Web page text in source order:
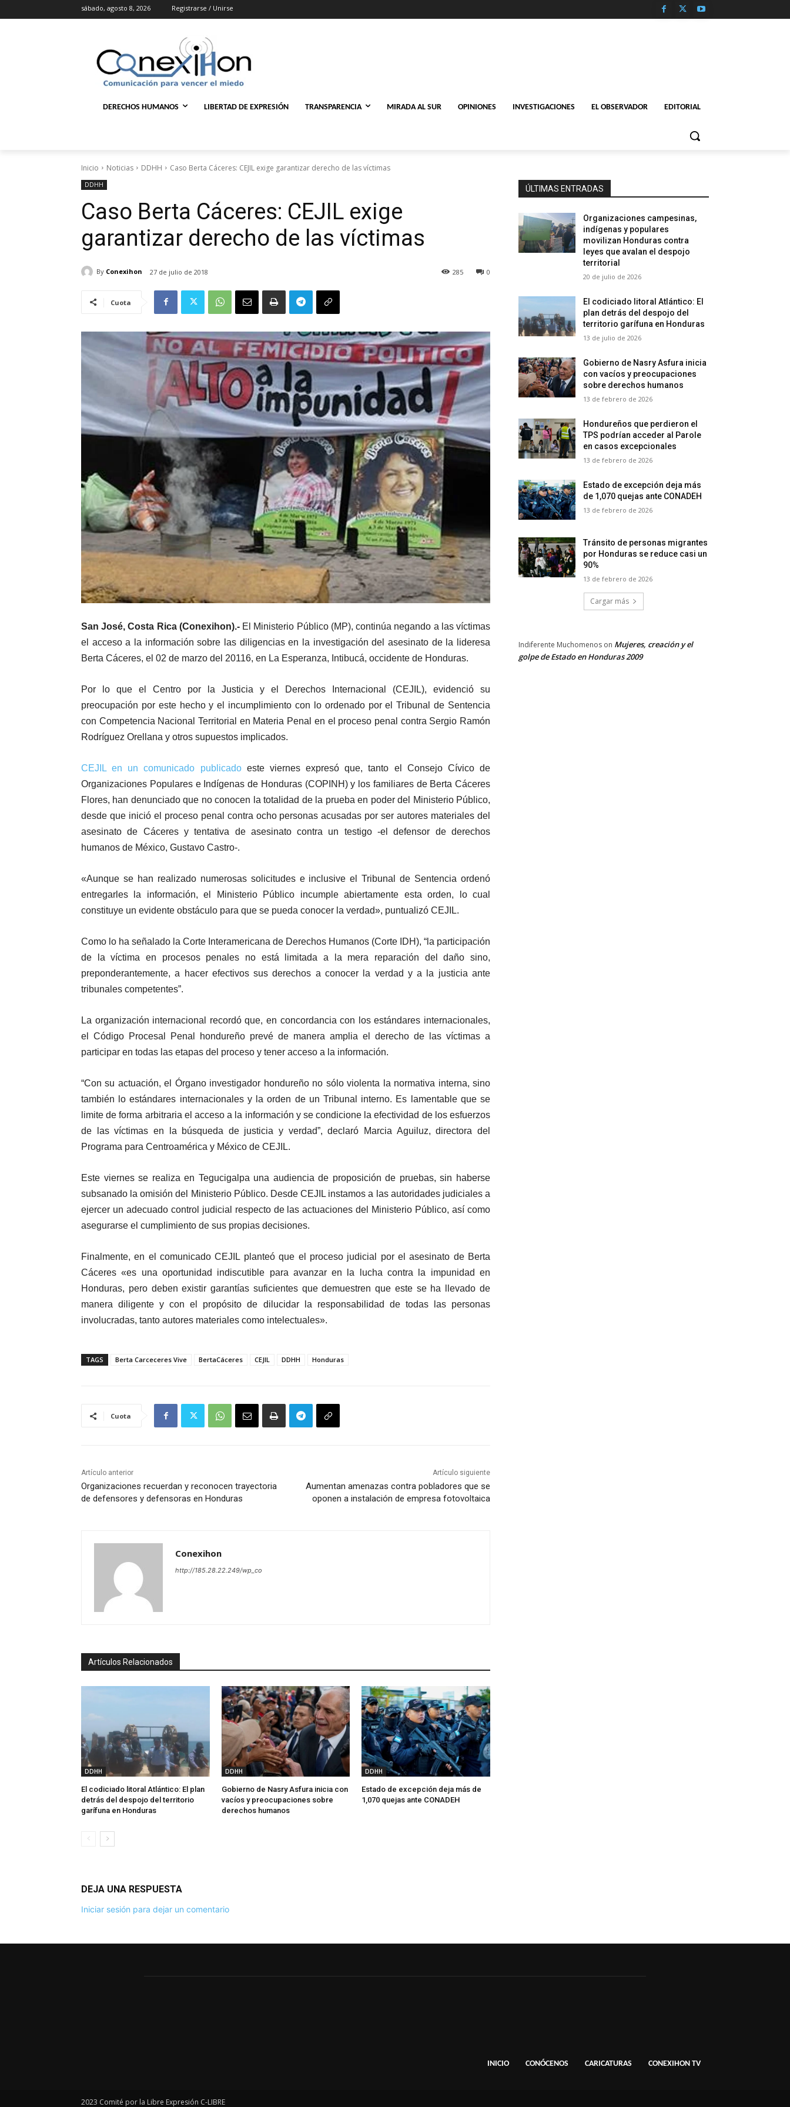
sábado, agosto 8, 2026 Registrarse / Unirse
DERECHOS HUMANOS LIBERTAD DE EXPRESIÓN TRANSPARENCIA MIRADA AL SUR OPINIONES INVESTIGACIONES EL OBSERVADOR EDITORIAL
Inicio Noticias DDHH Caso Berta Cáceres: CEJIL exige garantizar derecho de las víctimas
DDHH
Caso Berta Cáceres: CEJIL exige
garantizar derecho de las víctimas
By Conexihon 27 de julio de 2018 0
285
Cuota
San José, Costa Rica (Conexihon).-El Ministerio Público (MP), continúa negando a las víctimas
el acceso a la información sobre las diligencias en la investigación del asesinato de la lideresa
Berta Cáceres, el 02 de marzo del 20116, en La Esperanza, Intibucá, occidente de Honduras.
Por lo que el Centro por la Justicia y el Derechos Internacional (CEJIL), evidenció su
preocupación por este hecho y el incumplimiento con lo ordenado por el Tribunal de Sentencia
con Competencia Nacional Territorial en Materia Penal en el proceso penal contra Sergio Ramón
Rodríguez Orellana y otros supuestos implicados.
CEJIL en un comunicado publicadoeste viernes expresó que, tanto el Consejo Cívico de
Organizaciones Populares e Indígenas de Honduras (COPINH) y los familiares de Berta Cáceres
Flores, han denunciado que no conocen la totalidad de la prueba en poder del Ministerio Público,
desde que inició el proceso penal contra ocho personas acusadas por ser autores materiales del
asesinato de Cáceres y tentativa de asesinato contra un testigo -el defensor de derechos
humanos de México, Gustavo Castro-.
«Aunque se han realizado numerosas solicitudes e inclusive el Tribunal de Sentencia ordenó
entregarles la información, el Ministerio Público incumple abiertamente esta orden, lo cual
constituye un evidente obstáculo para que se pueda conocer la verdad», puntualizó CEJIL.
Como lo ha señalado la Corte Interamericana de Derechos Humanos (Corte IDH), “la participación
de la víctima en procesos penales no está limitada a la mera reparación del daño sino,
preponderantemente, a hacer efectivos sus derechos a conocer la verdad y a la justicia ante
tribunales competentes”.
La organización internacional recordó que, en concordancia con los estándares internacionales,
el Código Procesal Penal hondureño prevé de manera amplia el derecho de las víctimas a
participar en todas las etapas del proceso y tener acceso a la información.
“Con su actuación, el Órgano investigador hondureño no sólo violenta la normativa interna, sino
también lo estándares internacionales y la orden de un Tribunal interno. Es lamentable que se
limite de forma arbitraria el acceso a la información y se condicione la efectividad de los esfuerzos
de las víctimas en la búsqueda de justicia y verdad”, declaró Marcia Aguiluz, directora del
Programa para Centroamérica y México de CEJIL.
Este viernes se realiza en Tegucigalpa una audiencia de proposición de pruebas, sin haberse
subsanado la omisión del Ministerio Público. Desde CEJIL instamos a las autoridades judiciales a
ejercer un adecuado control judicial respecto de las actuaciones del Ministerio Público, así como
asegurarse el cumplimiento de sus propias decisiones.
Finalmente, en el comunicado CEJIL planteó que el proceso judicial por el asesinato de Berta
Cáceres «es una oportunidad indiscutible para avanzar en la lucha contra la impunidad en
Honduras, pero deben existir garantías suficientes que demuestren que este se ha llevado de
manera diligente y con el propósito de dilucidar la responsabilidad de todas las personas
involucradas, tanto autores materiales como intelectuales».
TAGS Berta Carceceres Vive BertaCáceres CEJIL DDHH Honduras
Cuota
Artículo anterior
Organizaciones recuerdan y reconocen trayectoria
de defensores y defensoras en Honduras
Artículo siguiente
Aumentan amenazas contra pobladores que se
oponen a instalación de empresa fotovoltaica
Conexihon
http://185.28.22.249/wp_co
Artículos Relacionados
DDHH
El codiciado litoral Atlántico: El plan
detrás del despojo del territorio
garífuna en Honduras
DDHH
Gobierno de Nasry Asfura inicia con
vacíos y preocupaciones sobre
derechos humanos
DDHH
Estado de excepción deja más de
1,070 quejas ante CONADEH
DEJA UNA RESPUESTA
Iniciar sesión para dejar un comentario
ÚLTIMAS ENTRADAS
Organizaciones campesinas,
indígenas y populares
movilizan Honduras contra
leyes que avalan el despojo
territorial
20 de julio de 2026
El codiciado litoral Atlántico: El
plan detrás del despojo del
territorio garífuna en Honduras
13 de julio de 2026
Gobierno de Nasry Asfura inicia
con vacíos y preocupaciones
sobre derechos humanos
13 de febrero de 2026
Hondureños que perdieron el
TPS podrían acceder al Parole
en casos excepcionales
13 de febrero de 2026
Estado de excepción deja más
de 1,070 quejas ante CONADEH
13 de febrero de 2026
Tránsito de personas migrantes
por Honduras se reduce casi un
90%
13 de febrero de 2026
Cargar más
Indiferente Muchomenos on Mujeres, creación y el
golpe de Estado en Honduras 2009
INICIO CONÓCENOS CARICATURAS CONEXIHON TV
2023 Comité por la Libre Expresión C-LIBRE